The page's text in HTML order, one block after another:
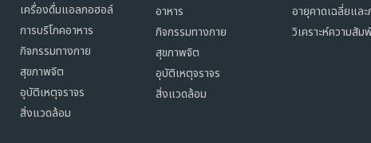
เครื่องดื่มแอลกอฮอล์
การบริโภคอาหาร
กิจกรรมทางกาย
สุขภาพจิต
อุบัติเหตุจราจร
สิ่งแวดล้อม
อาหาร
กิจกรรมทางกาย
สุขภาพจิต
อุบัติเหตุจราจร
สิ่งแวดล้อม
อายุคาดเฉลี่ยและ
วิเคราะห์ความสั